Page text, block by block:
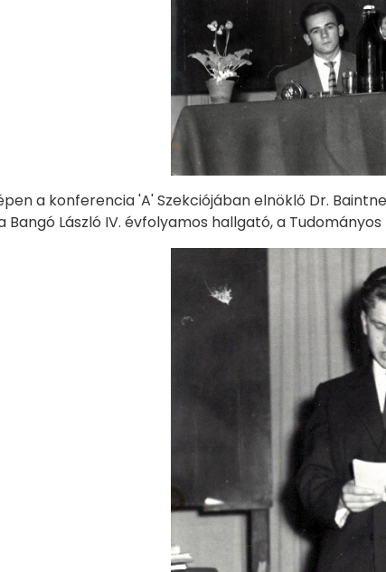
a konferencia 'A' Szekciójában elnöklő Dr.
Bangó László IV. évfolyamos hallgató, a